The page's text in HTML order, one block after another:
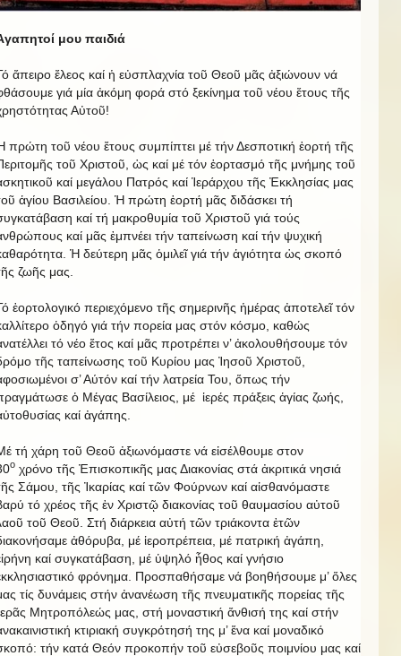
μου παιδιά
ἄπειρο ἔλεος καί ἡ εὐσπλαχνία τοῦ Θεοῦ μᾶς ἀξιώνουν νά
γιά μία ἀκόμη φορά στό ξεκίνημα τοῦ νέου ἔτους τῆς
Αὐτοῦ!
πρώτη τοῦ νέου ἔτους συμπίπτει μέ τήν Δεσποτική ἑορτή τῆς
τοῦ Χριστοῦ, ὡς καί μέ τόν ἑορτασμό τῆς μνήμης τοῦ
καί μεγάλου Πατρός καί Ἱεράρχου τῆς Ἐκκλησίας μας
ἁγίου Βασιλείου. Ἡ πρώτη ἑορτή μᾶς διδάσκει τή
καί τή μακροθυμία τοῦ Χριστοῦ γιά τούς
καί μᾶς ἐμπνέει τήν ταπείνωση καί τήν ψυχική
Ἡ δεύτερη μᾶς ὁμιλεῖ γιά τήν ἁγιότητα ὡς σκοπό
ζωῆς μας.
ἑορτολογικό περιεχόμενο τῆς σημερινῆς ἡμέρας ἀποτελεῖ τόν
ὁδηγό γιά τήν πορεία μας στόν κόσμο, καθώς
τό νέο ἔτος καί μᾶς προτρέπει ν’ ἀκολουθήσουμε τόν
τῆς ταπείνωσης τοῦ Κυρίου μας Ἰησοῦ Χριστοῦ,
σ’ Αύτόν καί τήν λατρεία Του, ὅπως τήν
ὁ Μέγας Βασίλειος, μέ ἱερές πράξεις ἁγίας ζωής,
καί ἀγάπης.
τή χάρη τοῦ Θεοῦ ἀξιωνόμαστε νά εἰσέλθουμε στον
ο χρόνο τῆς Ἐπισκοπικῆς μας Διακονίας στά ἀκριτικά νησιά
Σάμου, τῆς Ἰκαρίας καί τῶν Φούρνων καί αἰσθανόμαστε
τό χρέος τῆς ἐν Χριστῷ διακονίας τοῦ θαυμασίου αὐτοῦ
τοῦ Θεοῦ. Στή διάρκεια αὐτή τῶν τριάκοντα ἐτῶν
ἀθόρυβα, μέ ἱεροπρέπεια, μέ πατρική ἀγάπη,
καί συγκατάβαση, μέ ὑψηλό ἦθος καί γνήσιο
φρόνημα. Προσπαθήσαμε νά βοηθήσουμε μ’ ὅλες
τίς δυνάμεις στήν ἀνανέωση τῆς πνευματικῆς πορείας τῆς
Μητροπόλεώς μας, στή μοναστική ἄνθισή της καί στήν
κτιριακή συγκρότησή της μ’ ἕνα καί μοναδικό
τήν κατά Θεόν προκοπήν τοῦ εὐσεβοῦς ποιμνίου μας καί